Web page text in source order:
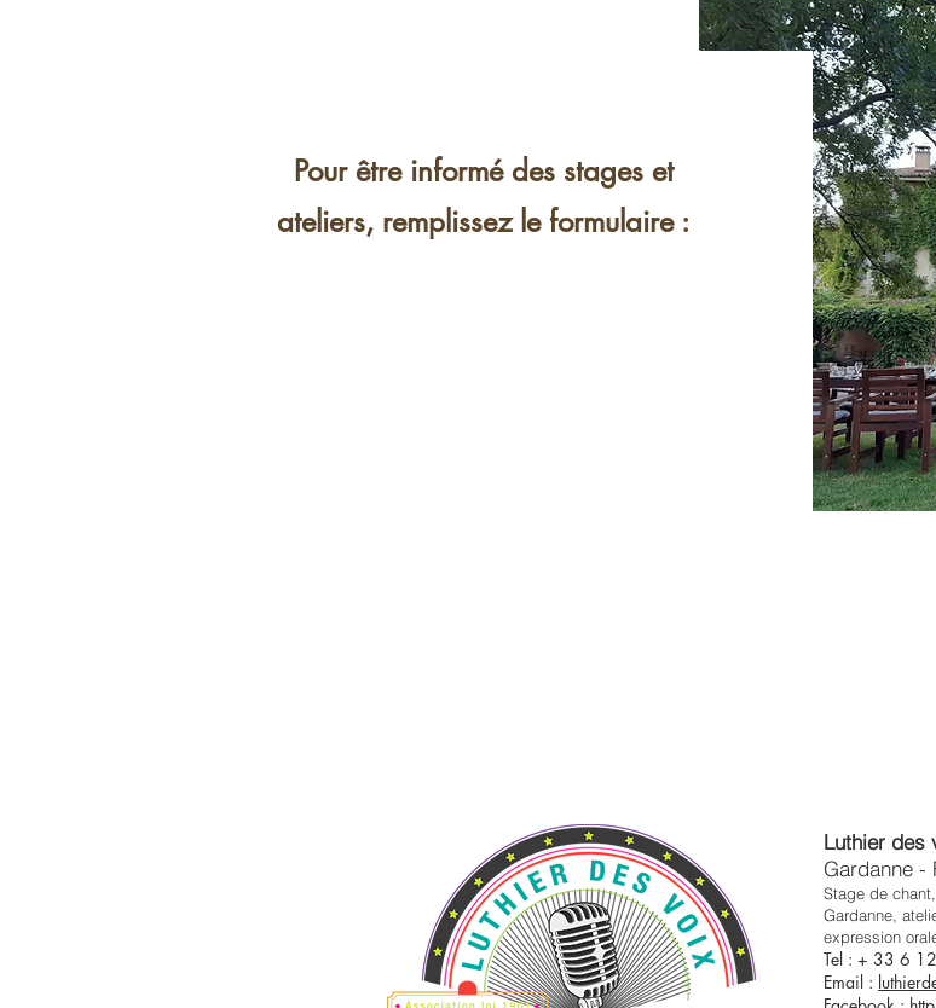
Pour être informé des stages et
ateliers, remplissez le formulaire :
Luthier des
Gardanne -
Stage de
Gardanne ,
expression
Tel : + 33 6
Email :